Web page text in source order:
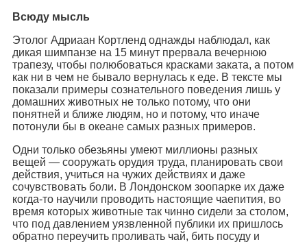
Всюду мысль
Этолог Адриаан Кортленд однажды наблюдал, как
дикая шимпанзе на 15 минут прервала вечернюю
трапезу, чтобы полюбоваться красками заката, а потом
как ни в чем не бывало вернулась к еде. В тексте мы
показали примеры сознательного поведения лишь у
домашних животных не только потому, что они
понятней и ближе людям, но и потому, что иначе
потонули бы в океане самых разных примеров.
Одни только обезьяны умеют миллионы разных
вещей — сооружать орудия труда, планировать свои
действия, учиться на чужих действиях и даже
сочувствовать боли. В Лондонском зоопарке их даже
когда-то научили проводить настоящие чаепития, во
время которых животные так чинно сидели за столом,
что под давлением уязвленной публики их пришлось
обратно переучить проливать чай, бить посуду и